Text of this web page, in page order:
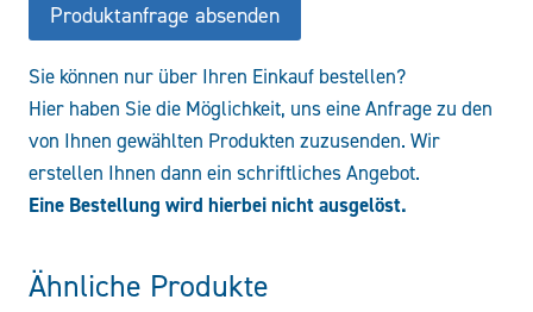
Produktanfrage absenden
Sie können nur über Ihren Einkauf bestellen?
Hier haben Sie die Möglichkeit, uns eine Anfrage zu den
von Ihnen gewählten Produkten zuzusenden. Wir
erstellen Ihnen dann ein schriftliches Angebot.
Eine Bestellung wird hierbei nicht ausgelöst.
Ähnliche Produkte